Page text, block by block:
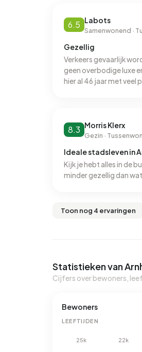
6.5 Labots
Samenwonend ·
Gezellig
Verkeers gevaarlijk
geen overbodige luxe
hier al 46 jaar met veel
8.3 Morris Klerx
Gezin ·
Ideale stadsleven in
Kijk je hebt alles in de
minder gezellig dan
Toon nog 4 ervaringen
Statistieken van
Cijfers over bewoners,
Bewoners
LEEFTIJDEN
25k 22k